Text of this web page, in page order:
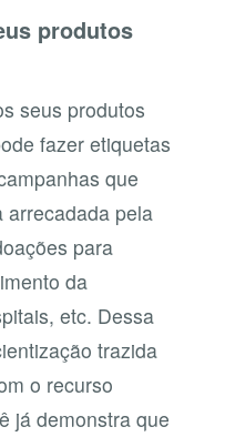
produtos
seus produtos
fazer etiquetas
que
arrecadada pela
para
da
etc. Dessa
trazida
o recurso
já demonstra que